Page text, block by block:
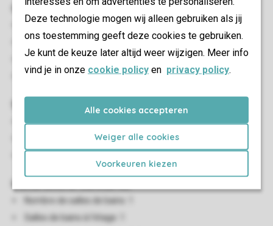
Deze technologie mogen wij alleen gebruiken als jij
ons toestemming geeft deze cookies te gebruiken.
Je kunt de keuze later altijd weer wijzigen. Meer info
vind je in onze cookie policy en privacy policy.
Alle cookies accepteren
Weiger alle cookies
Voorkeuren kiezen
Chambre(s) à coucher
Nombre de chambres: 2
Nombre de lits doubles: 1
De lits simples: 2
Canapé-lit une personne: 1
Salon/salle à manger
Coin salon
Tv
Nombre de salles de bains: 1
Salles de bains à l'étage: 1